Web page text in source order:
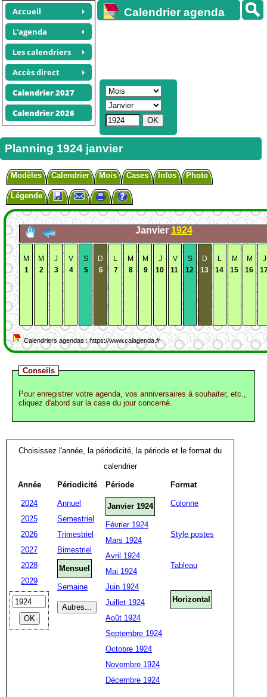
Accueil
L'agenda
Les calendriers
Accès direct
Calendrier 2027
Calendrier 2026
Calendrier agenda
Planning 1924 janvier
Modèles Calendrier Mois Cases Infos Photo
Légende
Janvier 1924
M
1
M
2
J
3
V
4
S
5
D
6
L
7
M
8
M
9
J
10
V
11
S
12
D
13
L
14
M
15
M
16
J
Calendriers agendas : https://www.calagenda.fr
Conseils
Pour enregistrer votre agenda, vos anniversaires à souhaiter, etc.,
cliquez d'abord sur la case du jour concerné.
Choisissez l'année, la périodicité, la période et le format du
calendrier
Année
2024
2025
2026
2027
2028
2029
Périodicité
Annuel
Semestriel
Trimestriel
Bimestriel
Mensuel
Semaine
Période
Janvier 1924
Février 1924
Mars 1924
Avril 1924
Mai 1924
Juin 1924
Juillet 1924
Août 1924
Septembre 1924
Octobre 1924
Novembre 1924
Décembre 1924
Format
Colonne
Style postes
Tableau
Horizontal